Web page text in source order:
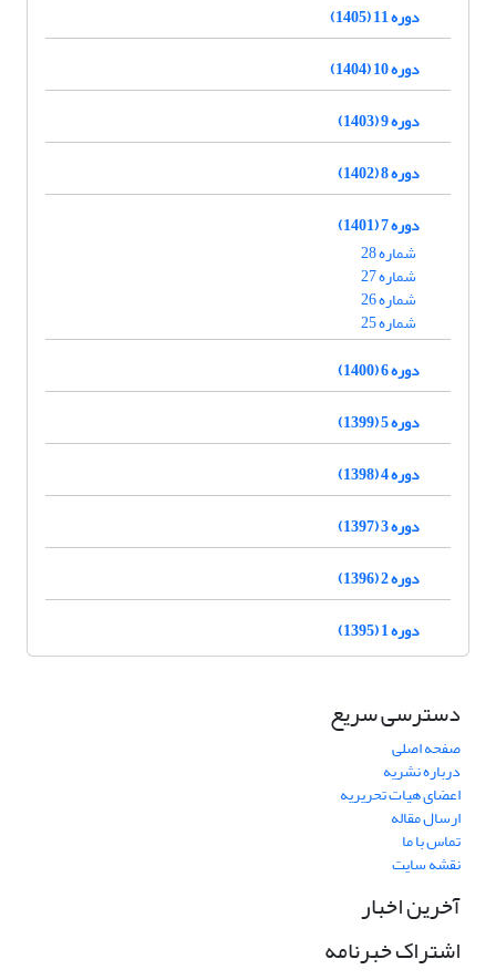
دوره 11 (1405)
دوره 10 (1404)
دوره 9 (1403)
دوره 8 (1402)
دوره 7 (1401)
شماره 28
شماره 27
شماره 26
شماره 25
دوره 6 (1400)
دوره 5 (1399)
دوره 4 (1398)
دوره 3 (1397)
دوره 2 (1396)
دوره 1 (1395)
دسترسی سریع
صفحه اصلی
درباره نشریه
اعضای هیات تحریریه
ارسال مقاله
تماس با ما
نقشه سایت
آخرین اخبار
اشتراک خبرنامه